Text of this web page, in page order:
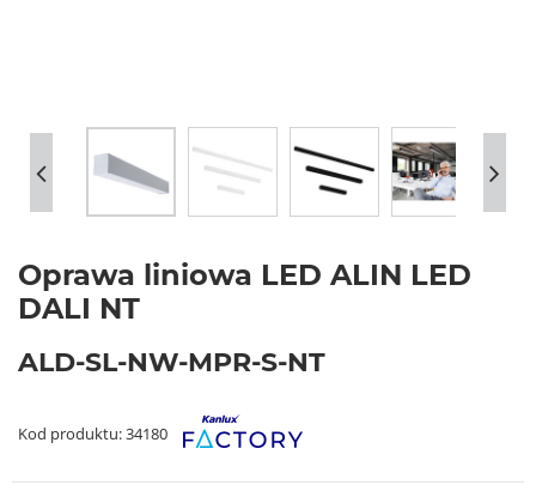
Oprawa liniowa LED ALIN LED
DALI NT
ALD-SL-NW-MPR-S-NT
Kod produktu: 34180